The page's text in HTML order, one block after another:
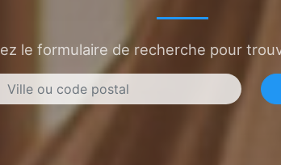
le formulaire de recherche pour